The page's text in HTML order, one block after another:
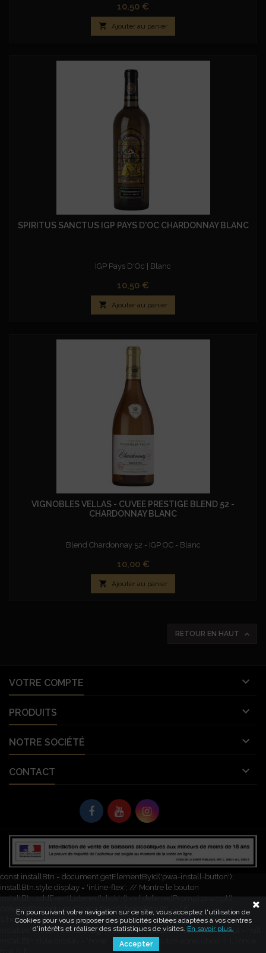
Prix
10,50 €
 Ajouter au panier
SPIRITUS SANCTUS IGP PAYS D'OC CHARDONNAY BLANC
IGP Pays D'Oc | Blanc
Prix
10,50 €
 Ajouter au panier
VIGNOBLES VELLAS - CUVEE PRESTIGE BLEND 52 -
CHARDONNAY BLANC
Blend Chardonnay 52 - IGP OC - Blanc
Prix
10,00 €
 Ajouter au panier
RETOUR EN HAUT 
VOTRE COMPTE 
PRODUITS 
NOTRE SOCIÉTÉ 
CONTACT 
© Copyright 2026 Vignobles Vellas France. Tous droits réservés. L'abus
d’alcool est dangereux pour la santé. À consommer avec modération.
let deferredPrompt; window.addEventListener('beforeinstallprompt', (e) => {
e.preventDefault(); // Empêche l'invite automatique deferredPrompt = e;
const installBtn = document.getElementById('pwa-install-button');
installBtn.style.display = 'inline-flex'; // Montre le bouton
installBtn.addEventListener('click', () => { deferredPrompt.prompt();
deferredPrompt.userChoice.then((choiceResult) => { if
(choiceResult.outcome === 'accepted') { console.log('L\'application a été
installée'); } else { console.log('Installation refusée'); } deferredPrompt = null;
installBtn.style.display = 'none'; // Cache le bouton après choix }); }, { once:
En poursuivant votre navigation sur ce site, vous acceptez l'utilisation de
Cookies pour vous proposer des publicités ciblées adaptées à vos centres
d'intérêts et réaliser des statistiques de visites. En savoir plus.
Accepter